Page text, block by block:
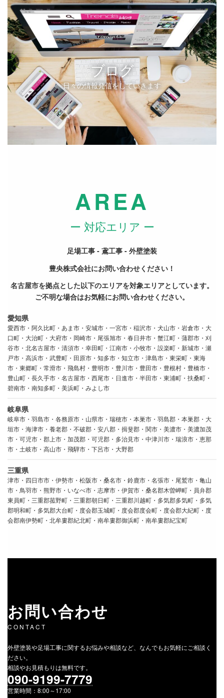
ブログ
日々の情報発信をしていきます
AREA
ー 対応エリア ー
足場工事 - 鳶工事 - 外壁塗装
豊央株式会社にお問い合わせください！
名古屋市を拠点とした以下のエリアを対象エリアとしています。
ご不明な場合はお気軽にお問い合わせください。
愛知県
愛西市・阿久比町・あま市・安城市・一宮市・稲沢市・犬山市・岩倉市・大
口町・大治町・大府市・岡崎市・尾張旭市・春日井市・蟹江町・蒲郡市・刈
谷市・北名古屋市・清須市・幸田町・江南市・小牧市・設楽町・新城市・瀬
戸市・高浜市・武豊町・田原市・知多市・知立市・津島市・東栄町・東海
市・東郷町・常滑市・飛島村・豊明市・豊川市・豊田市・豊根村・豊橋市・
豊山町・長久手市・名古屋市・西尾市・日進市・半田市・東浦町・扶桑町・
碧南市・南知多町・美浜町・みよし市
岐阜県
岐阜市・羽島市・各務原市・山県市・瑞穂市・本巣市・羽島郡・本巣郡・大
垣市・海津市・養老郡・不破郡・安八郡・揖斐郡・関市・美濃市・美濃加茂
市・可児市・郡上市・加茂郡・可児郡・多治見市・中津川市・瑞浪市・恵那
市・土岐市・高山市・飛騨市・下呂市・大野郡
三重県
津市・四日市市・伊勢市・松阪市・桑名市・鈴鹿市・名張市・尾鷲市・亀山
市・鳥羽市・熊野市・いなべ市・志摩市・伊賀市・桑名郡木曽岬町・員弁郡
東員町・三重郡菰野町・三重郡朝日町・三重郡川越町・多気郡多気町・多気
郡明和町・多気郡大台町・度会郡玉城町・度会郡度会町・度会郡大紀町・度
会郡南伊勢町・北牟婁郡紀北町・南牟婁郡御浜町・南牟婁郡紀宝町
お問い合わせ
CONTACT
外壁塗装や足場工事に関するお悩みや相談など、なんでもお気軽にご相談く
ださい。
相談やお見積もりは無料です。
090-9199-7779
営業時間：8:00～17:00